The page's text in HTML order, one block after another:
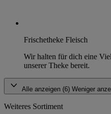
Frischetheke Fleisch
Wir halten für dich eine
unserer Theke bereit.
Alle anzeigen (6) Weniger
Weiteres Sortiment